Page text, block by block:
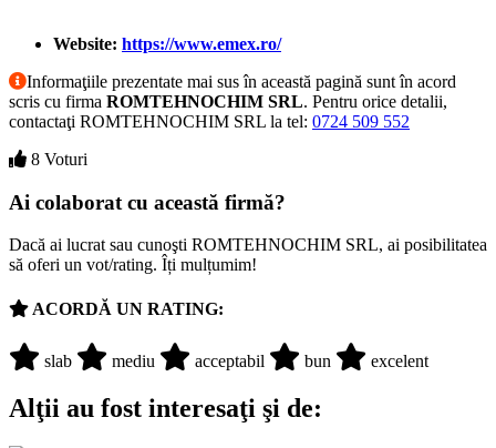
Website: https://www.emex.ro/
Informaţiile prezentate mai sus în această pagină sunt în acord
scris cu firma ROMTEHNOCHIM SRL. Pentru orice detalii,
contactaţi ROMTEHNOCHIM SRL la tel: 0724 509 552
8 Voturi
Ai colaborat cu această firmă?
Dacă ai lucrat sau cunoşti ROMTEHNOCHIM SRL, ai posibilitatea
să oferi un vot/rating. Îți mulțumim!
ACORDĂ UN RATING:
slab mediu acceptabil bun excelent
Alţii au fost interesaţi şi de: